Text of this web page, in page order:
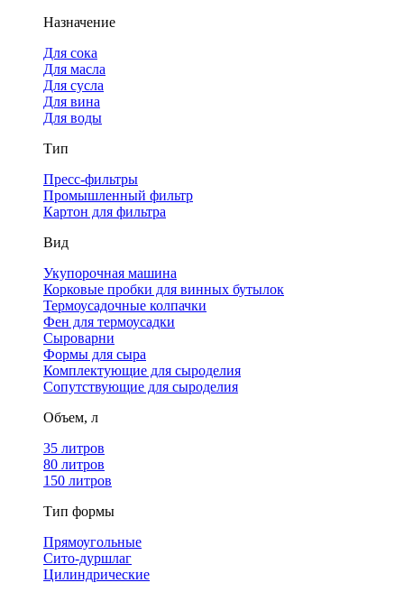
Назначение
Для сока
Для масла
Для сусла
Для вина
Для воды
Тип
Пресс-фильтры
Промышленный фильтр
Картон для фильтра
Вид
Укупорочная машина
Корковые пробки для винных бутылок
Термоусадочные колпачки
Фен для термоусадки
Сыроварни
Формы для сыра
Комплектующие для сыроделия
Сопутствующие для сыроделия
Объем, л
35 литров
80 литров
150 литров
Тип формы
Прямоугольные
Сито-дуршлаг
Цилиндрические